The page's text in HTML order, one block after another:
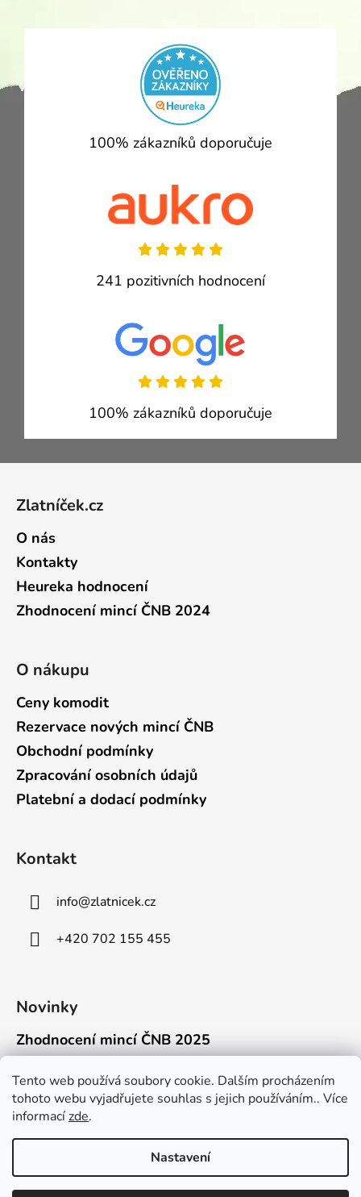
Tento web používá soubory cookie. Dalším procházením
tohoto webu vyjadřujete souhlas s jejich používáním.. Více
informacízde.
Nastavení
100% zákazníků doporučuje
241 pozitivních hodnocení
100% zákazníků doporučuje
Zlatníček.cz
O nás
Kontakty
Heureka hodnocení
Zhodnocení mincí ČNB 2024
O nákupu
Ceny komodit
Rezervace nových mincí ČNB
Obchodní podmínky
Zpracování osobních údajů
Platební a dodací podmínky
Kontakt
info@zlatnicek.cz
+420 702 155 455
Novinky
Zhodnocení mincí ČNB 2025
Připravili jsme pro vás jednoduchý a př...
Mýty o přepravě zlatých mincí mimo EU
Kdo někdy držel v ruce zlatou minci Wie...